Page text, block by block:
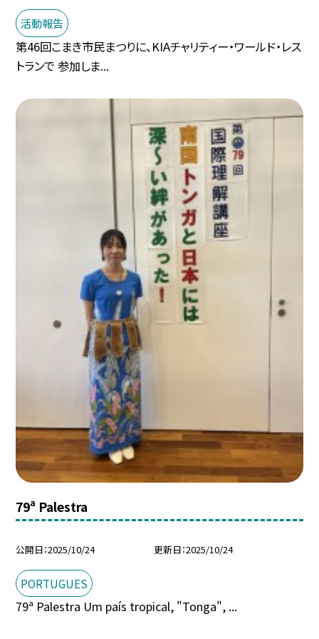
活動報告
第46回こまき市民まつりに、KIAチャリティー・ワールド・レス
トランで 参加しま...
79ª Palestra
公開日 2025/10/24 更新日 2025/10/24
PORTUGUES
79ª Palestra Um país tropical, "Tonga", ...